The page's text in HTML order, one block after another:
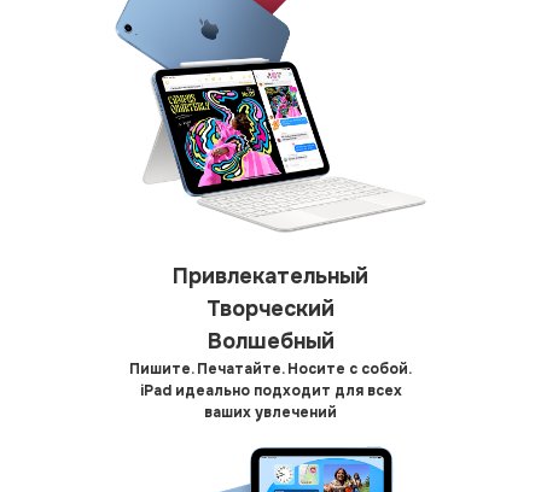
Привлекательный
Творческий
Волшебный
Пишите. Печатайте. Носите с собой.
iPad идеально подходит для всех
ваших увлечений